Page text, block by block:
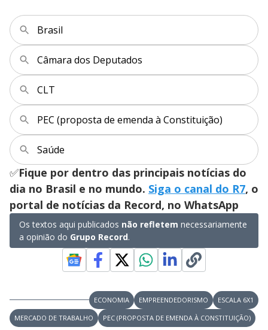
Brasil
Câmara dos Deputados
CLT
PEC (proposta de emenda à Constituição)
Saúde
✅Fique por dentro das principais notícias do
dia no Brasil e no mundo. Siga o canal do R7, o
portal de notícias da Record, no WhatsApp
Os textos aqui publicados não refletem necessariamente
a opinião do Grupo Record.
ECONOMIA EMPREENDEDORISMO
ESCALA 6X1
MERCADO DE TRABALHO
PEC (PROPOSTA DE EMENDA À CONSTITUIÇÃO)